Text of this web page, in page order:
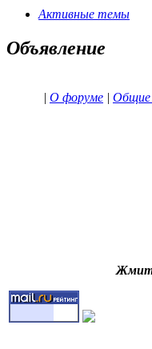
Активные темы
Объявление
| О форуме | Общие